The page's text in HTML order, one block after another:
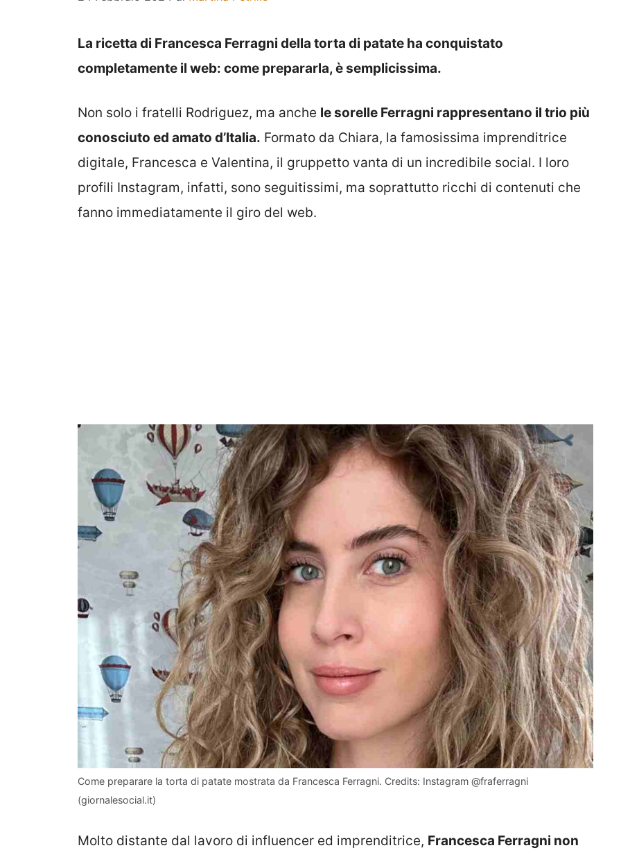
La ricetta di Francesca Ferragni della torta di patate ha conquistato
completamente il web: come prepararla, è semplicissima.
Non solo i fratelli Rodriguez, ma anche le sorelle Ferragni rappresentano il trio più
conosciuto ed amato d’Italia. Formato da Chiara, la famosissima imprenditrice
digitale, Francesca e Valentina, il gruppetto vanta di un incredibile social. I loro
profili Instagram, infatti, sono seguitissimi, ma soprattutto ricchi di contenuti che
fanno immediatamente il giro del web.
Come preparare la torta di patate mostrata da Francesca Ferragni. Credits: Instagram @fraferragni
(giornalesocial.it)
Molto distante dal lavoro di influencer ed imprenditrice, Francesca Ferragni non